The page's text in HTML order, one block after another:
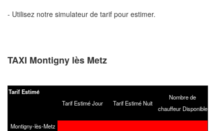
- Utilisez notre simulateur de tarif pour estimer.
TAXI Montigny lès Metz
Tarif Estimé
Tarif Estimé Jour
Tarif Estimé Nuit
Nombre de
chauffeur Disponible
Montigny-lès-Metz